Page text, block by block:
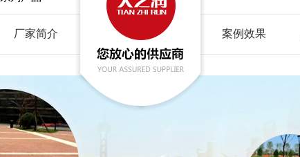
厂家简介 案例效果